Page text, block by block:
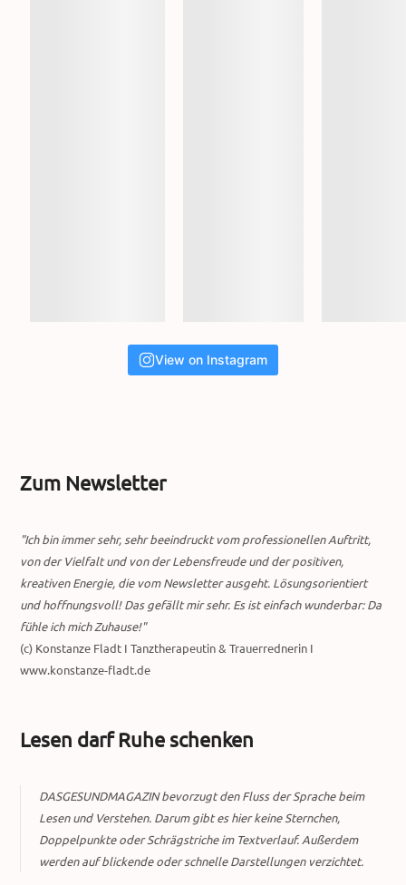
View on Instagram
Zum Newsletter
"Ich bin immer sehr, sehr beeindruckt vom professionellen Auftritt,
von der Vielfalt und von der Lebensfreude und der positiven,
kreativen Energie, die vom Newsletter ausgeht. Lösungsorientiert
und hoffnungsvoll! Das gefällt mir sehr. Es ist einfach wunderbar: Da
fühle ich mich Zuhause!"
(c) Konstanze Fladt I Tanztherapeutin & Trauerrednerin I
www.konstanze-fladt.de
Lesen darf Ruhe schenken
DASGESUNDMAGAZIN bevorzugt den Fluss der Sprache beim
Lesen und Verstehen. Darum gibt es hier keine Sternchen,
Doppelpunkte oder Schrägstriche im Textverlauf. Außerdem
werden auf blickende oder schnelle Darstellungen verzichtet.